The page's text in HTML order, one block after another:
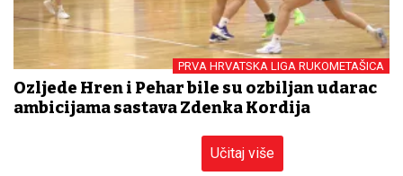
PRVA HRVATSKA LIGA RUKOMETAŠICA
Ozljede Hren i Pehar bile su ozbiljan udarac
ambicijama sastava Zdenka Kordija
Učitaj više